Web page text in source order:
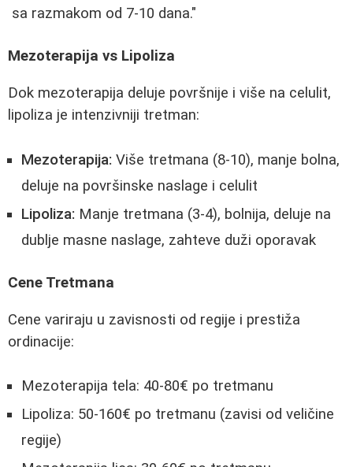
sa razmakom od 7-10 dana."
Mezoterapija vs Lipoliza
Dok mezoterapija deluje površnije i više na celulit,
lipoliza je intenzivniji tretman:
Mezoterapija: Više tretmana (8-10), manje bolna,
deluje na površinske naslage i celulit
Lipoliza: Manje tretmana (3-4), bolnija, deluje na
dublje masne naslage, zahteve duži oporavak
Cene Tretmana
Cene variraju u zavisnosti od regije i prestiža
ordinacije:
Mezoterapija tela: 40-80€ po tretmanu
Lipoliza: 50-160€ po tretmanu (zavisi od veličine
regije)